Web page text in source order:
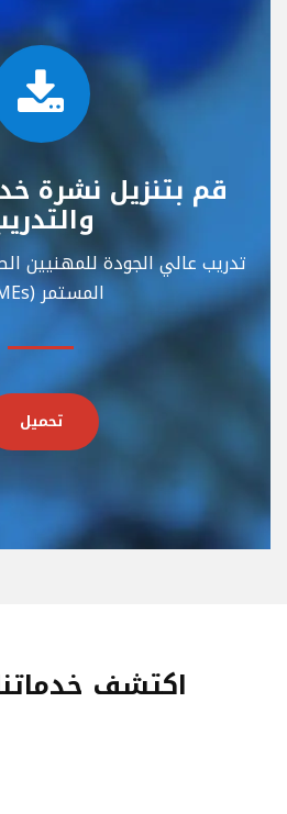
قم بتنزيل نشرة
تدريب عالي الجودة للمهنيين
المستمر (CMEs)
تحميل
اكتشف